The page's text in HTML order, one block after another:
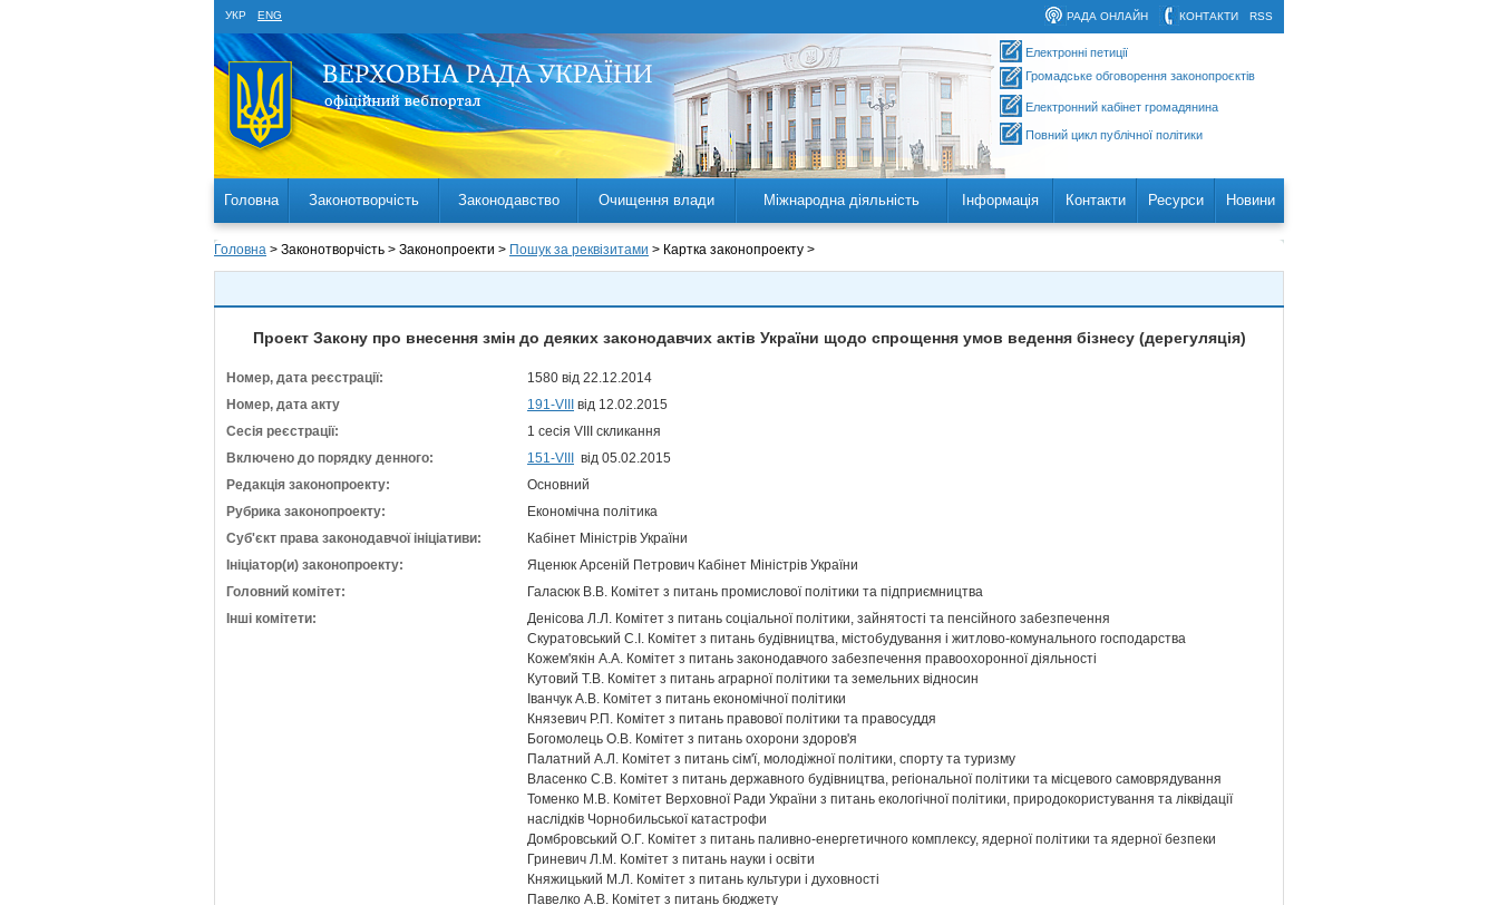
УКР ENG RSS
КОНТАКТИ
РАДА ОНЛАЙН
Електронні петиції
Громадське обговорення законопроєктів
Електронний кабінет громадянина
Повний цикл публічної політики
Головна Законотворчість Законодавство Очищення влади Міжнародна діяльність Інформація Контакти Ресурси Новини
Головна > Законотворчість > Законопроекти > Пошук за реквізитами > Картка законопроекту >
Проект Закону про внесення змін до деяких законодавчих актів України щодо спрощення умов ведення бізнесу (дерегуляція)
Номер, дата реєстрації:
1580 від 22.12.2014
Номер, дата акту
191-VIII
від 12.02.2015
Сесія реєстрації:
1 сесія VIII скликання
Включено до порядку денного:
151-VIII
від 05.02.2015
Редакція законопроекту:
Основний
Рубрика законопроекту:
Економічна політика
Суб'єкт права законодавчої ініціативи:
Кабінет Міністрів України
Ініціатор(и) законопроекту:
Яценюк Арсеній Петрович Кабінет Міністрів України
Головний комітет:
Галасюк В.В. Комітет з питань промислової політики та підприємництва
Інші комітети:
Денісова Л.Л. Комітет з питань соціальної політики, зайнятості та пенсійного забезпечення
Скуратовський С.І. Комітет з питань будівництва, містобудування і житлово-комунального господарства
Кожем'якін А.А. Комітет з питань законодавчого забезпечення правоохоронної діяльності
Кутовий Т.В. Комітет з питань аграрної політики та земельних відносин
Іванчук А.В. Комітет з питань економічної політики
Князевич Р.П. Комітет з питань правової політики та правосуддя
Богомолець О.В. Комітет з питань охорони здоров'я
Палатний А.Л. Комітет з питань сім'ї, молодіжної політики, спорту та туризму
Власенко С.В. Комітет з питань державного будівництва, регіональної політики та місцевого самоврядування
Томенко М.В. Комітет Верховної Ради України з питань екологічної політики, природокористування та ліквідації
наслідків Чорнобильської катастрофи
Домбровський О.Г. Комітет з питань паливно-енергетичного комплексу, ядерної політики та ядерної безпеки
Гриневич Л.М. Комітет з питань науки і освіти
Княжицький М.Л. Комітет з питань культури і духовності
Павелко А.В. Комітет з питань бюджету